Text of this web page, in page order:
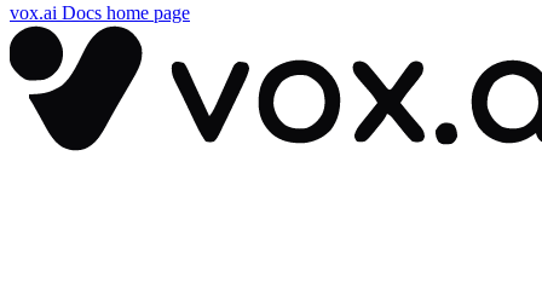
vox.ai Docs home page